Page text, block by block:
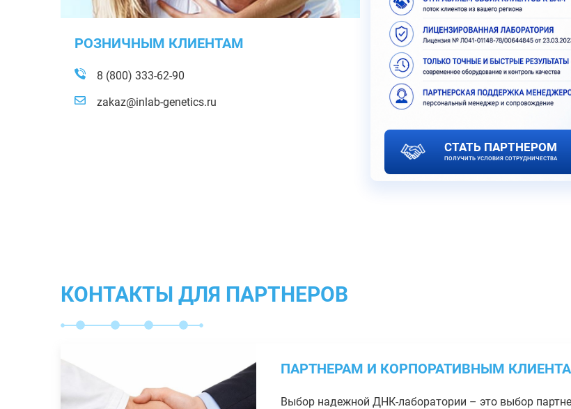
РОЗНИЧНЫМ КЛИЕНТАМ
8 (800) 333-62-90
zakaz@inlab-genetics.ru
СТАТЬ ПАРТНЕРОМ
ПОЛУЧИТЬ УСЛОВИЯ СОТРУДНИЧЕСТВА
КОНТАКТЫ ДЛЯ ПАРТНЕРОВ
ПАРТНЕРАМ И КОРПОРАТИВНЫМ
Выбор надежной ДНК-лаборатории – это выбор